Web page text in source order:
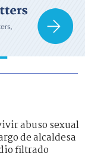
abuso sexual
de alcaldesa